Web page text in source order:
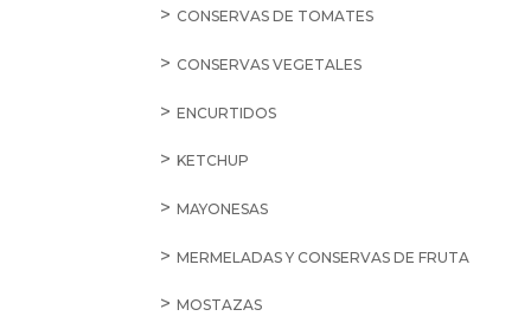
CONSERVAS DE TOMATES
CONSERVAS VEGETALES
ENCURTIDOS
KETCHUP
MAYONESAS
MERMELADAS Y CONSERVAS DE FRUTA
MOSTAZAS